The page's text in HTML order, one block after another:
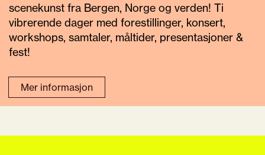
scenekunst fra Bergen, Norge og verden! Ti
vibrerende dager med forestillinger, konsert,
workshops, samtaler, måltider, presentasjoner &
fest!
Mer informasjon